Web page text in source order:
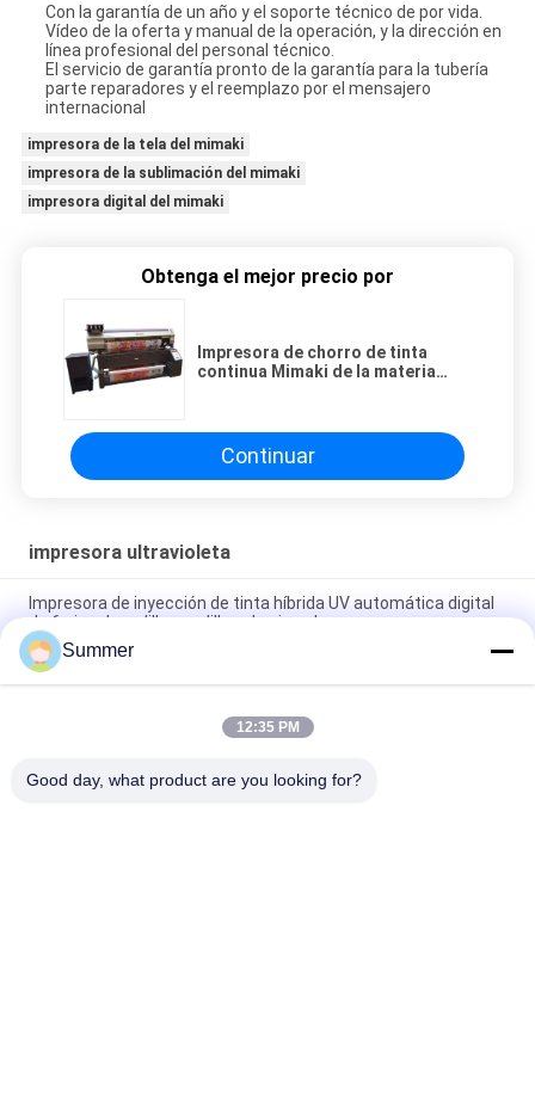
Con la garantía de un año y el soporte técnico de por vida.
Vídeo de la oferta y manual de la operación, y la dirección en
línea profesional del personal técnico.
El servicio de garantía pronto de la garantía para la tubería
parte reparadores y el reemplazo por el mensajero
internacional
impresora de la tela del mimaki
impresora de la sublimación del mimaki
impresora digital del mimaki
Obtenga el mejor precio por
Impresora de chorro de tinta
continua Mimaki de la materia
demostración del acto
Continuar
impresora ultravioleta
Impresora de inyección de tinta híbrida UV automática digital
de 6 pies de rodillo a rodillo y de piso plano
Impresora híbrida UV para carteles publicitarios Decoraciones
electrónicas Materiales artesanales
Máquina de impresión de carteles de alta calidad digital de
Summer
12:35 PM
Good day, what product are you looking for?